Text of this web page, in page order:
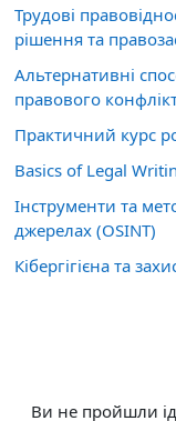
Трудові
рішення та
Альтернативні
правового
Практичний курс
Basics of Legal
Інструменти та
джерелах (OSINT)
Кібергігієна та
Ви не пройшли